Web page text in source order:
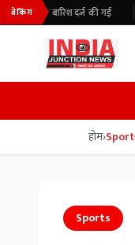
ब्रेकिंग
भारी बारिश दर्ज की गई
होम›
Sports